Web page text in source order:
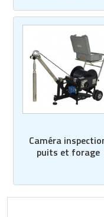
Caméra
puits et forage